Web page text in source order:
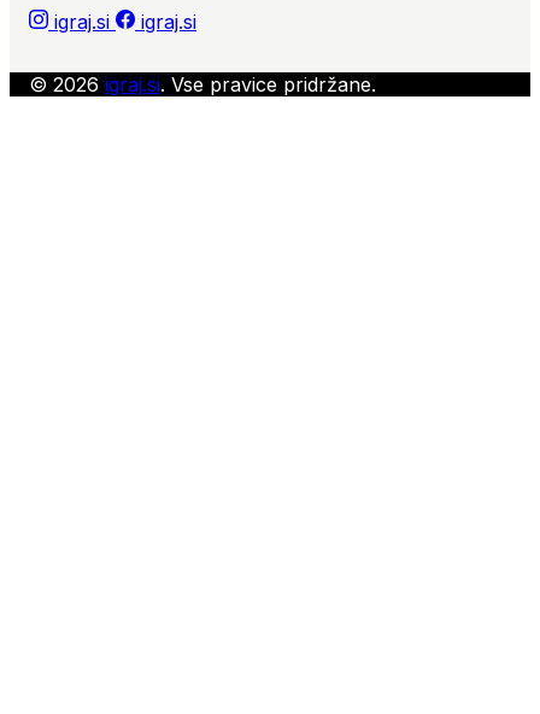
igraj.si igraj.si
© 2026 igraj.si. Vse pravice pridržane.